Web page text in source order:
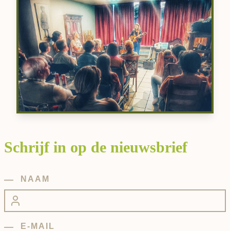
Schrijf in op de nieuwsbrief
NAAM
E-MAIL